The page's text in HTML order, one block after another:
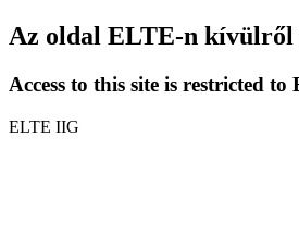
Az oldal ELTE-n kívülről
Access to this site is restricted to
ELTE IIG